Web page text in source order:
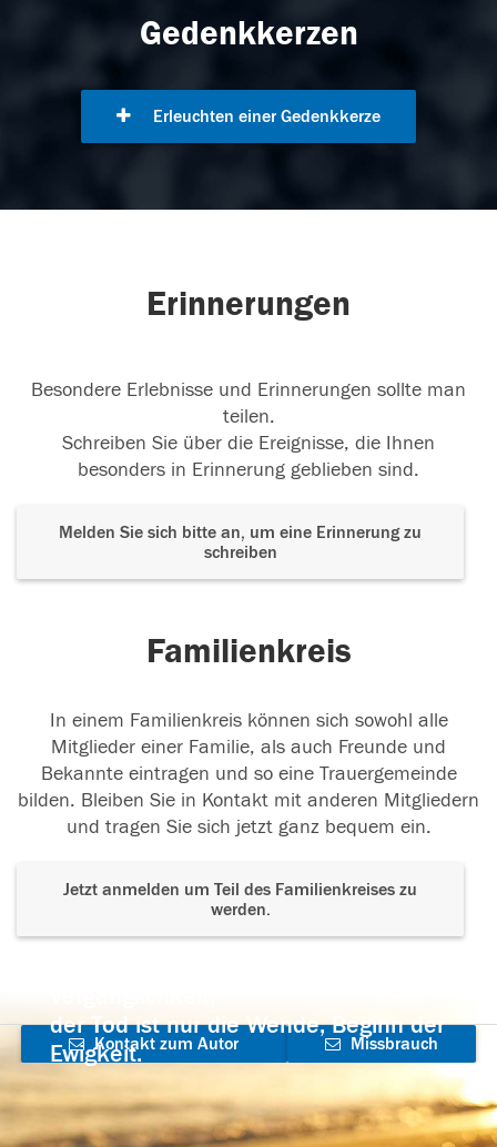
Gedenkkerzen
Erleuchten einer Gedenkkerze
Erinnerungen
Besondere Erlebnisse und Erinnerungen sollte man
teilen.
Schreiben Sie über die Ereignisse, die Ihnen
besonders in Erinnerung geblieben sind.
Melden Sie sich bitte an, um eine Erinnerung zu
schreiben
Familienkreis
In einem Familienkreis können sich sowohl alle
Mitglieder einer Familie, als auch Freunde und
Bekannte eintragen und so eine Trauergemeinde
bilden. Bleiben Sie in Kontakt mit anderen Mitgliedern
und tragen Sie sich jetzt ganz bequem ein.
Jetzt anmelden um Teil des Familienkreises zu
werden.
der Tod ist nur die Wende, Beginn der
Ewigkeit.
Kontakt zum Autor
aufnehmen
Missbrauch